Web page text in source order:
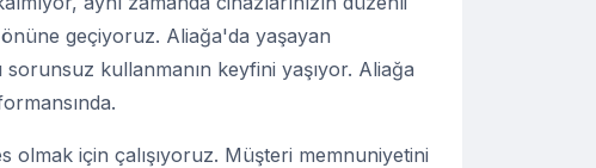
önüne geçiyoruz. Aliağa'da yaşayan
kullanmanın keyfini yaşıyor. Aliağa
için çalışıyoruz. Müşteri memnuniyetini